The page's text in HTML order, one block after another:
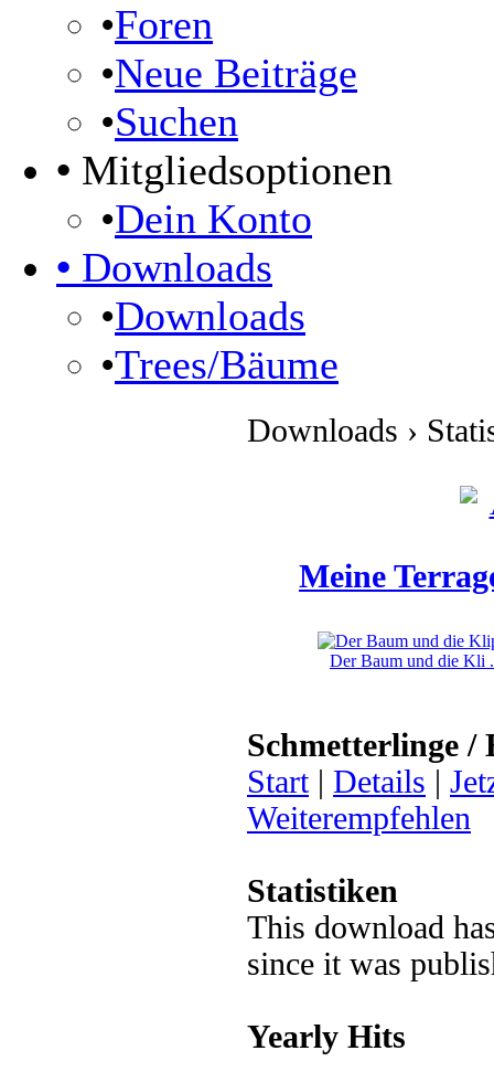
•Foren
•Neue Beiträge
•Suchen
• Mitgliedsoptionen
•Dein Konto
• Downloads
•Downloads
•Trees/Bäume
Downloads ›
Meine
Der Baum und die Kli
Schmetterlinge /
Start| Details |
Weiterempfehlen
Statistiken
This download
since it was
Yearly Hits